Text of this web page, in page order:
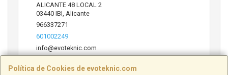
Política de Cookies de evoteknic.com
ALICANTE 48 LOCAL 2
03440 IBI Alicante
966337271
601002249
info@evoteknic.com